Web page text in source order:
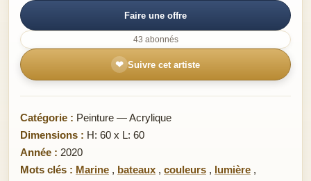
Faire une offre
43 abonnés
❤ Suivre cet artiste
Catégorie : Peinture — Acrylique
Dimensions : H: 60 x L: 60
Année : 2020
Mots clés : Marine , bateaux , couleurs , lumière ,